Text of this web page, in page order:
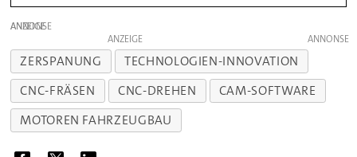
ANZEIGE
ANZEIGE
ZERSPANUNG
TECHNOLOGIEN-INNOVATION
CNC-FRÄSEN
CNC-DREHEN
CAM-SOFTWARE
MOTOREN FAHRZEUGBAU